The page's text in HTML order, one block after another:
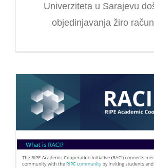
Univerziteta u Sarajevu
objedinjavanja žiro